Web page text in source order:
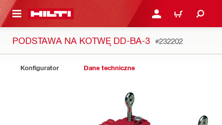
GŁÓWNEJ ZALOGUJ SIĘ LUB
KOSZYK
PODSTAWA NA KOTWĘ DD-BA-3 #232202
Konfigurator Dane techniczne